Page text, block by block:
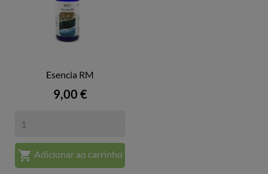
Esencia RM
Preço
9,00 €
 Adicionar ao carrinho